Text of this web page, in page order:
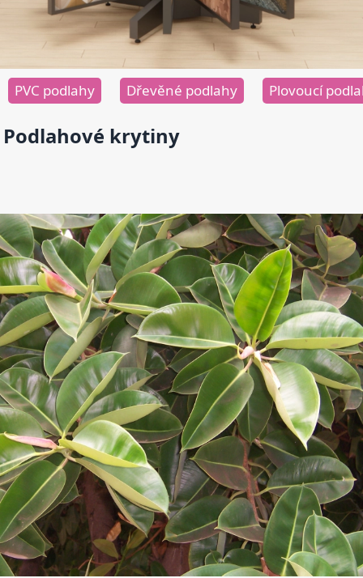
PVC podlahy Dřevěné podlahy Plovoucí
Podlahové krytiny